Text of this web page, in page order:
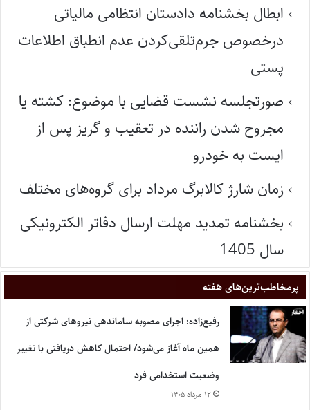
ابطال بخشنامه دادستان انتظامی مالیاتی
درخصوص جرم‌تلقی‌کردن عدم انطباق اطلاعات
پستی
صورتجلسه نشست قضایی با موضوع: کشته یا
مجروح شدن راننده در تعقیب و گریز پس از
ایست به خودرو
زمان شارژ کالابرگ مرداد برای گروه‌های مختلف
بخشنامه تمدید مهلت ارسال دفاتر الکترونیکی
سال 1405
پر‌مخاطب‌ترین‌های هفته
رفیع‌زاده: اجرای مصوبه ساماندهی نیروهای شرکتی از
همین ماه آغاز می‌شود/ احتمال کاهش دریافتی با تغییر
وضعیت استخدامی فرد
۱۲ مرداد ۱۴۰۵